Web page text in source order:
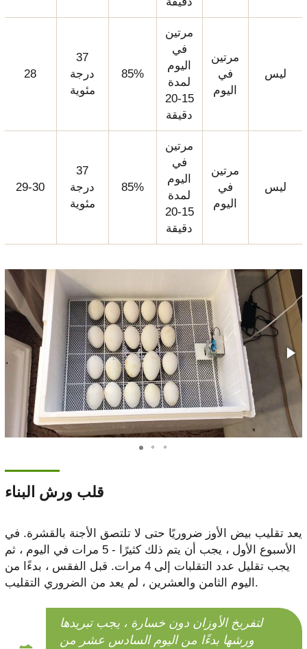
28
37
درجة
مئوية
85%
مرتين
في
اليوم
لمدة
15-20
دقيقة
مرتين
في
اليوم
ليس
29-30
37
درجة
مئوية
85%
مرتين
في
اليوم
لمدة
15-20
دقيقة
مرتين
في
اليوم
ليس
قلب ورش البناء
يعد تقليب بيض الأوز ضروريًا حتى لا تلتصق الأجنة بالقشرة. في
الأسبوع الأول ، يجب أن يتم ذلك كثيرًا - 5 مرات في اليوم ، ثم
يجب تقليل عدد التقلبات إلى 4 مرات. قبل الفقس ، بدءًا من
اليوم الثامن والعشرين ، لم يعد من الضروري التقليب.
لتفريخ الأوزان دون خسارة ، يجب تبريدها
ورشها بدءًا من اليوم السادس عشر من